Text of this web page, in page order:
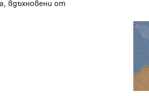
вдъхновени от